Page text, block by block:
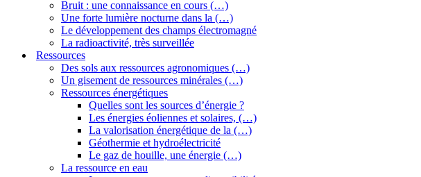
Bruit : une connaissance en cours (…)
Une forte lumière nocturne dans la (…)
Le développement des champs électromagné
La radioactivité, très surveillée
Ressources
Des sols aux ressources agronomiques (…)
Un gisement de ressources minérales (…)
Ressources énergétiques
Quelles sont les sources d’énergie ?
Les énergies éoliennes et solaires, (…)
La valorisation énergétique de la (…)
Géothermie et hydroélectricité
Le gaz de houille, une énergie (…)
La ressource en eau